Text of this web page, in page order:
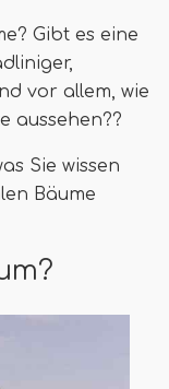
Gibt es eine
vor allem, wie
aussehen??
Sie wissen
Bäume